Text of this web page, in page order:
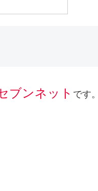
ブンネット です。